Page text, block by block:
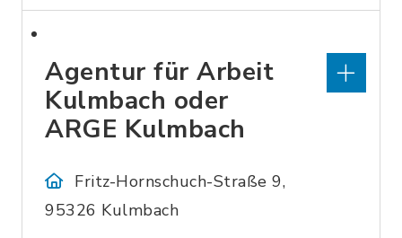
Agentur für Arbeit
Kulmbach oder
ARGE Kulmbach
Fritz-Hornschuch-Straße 9,
95326 Kulmbach